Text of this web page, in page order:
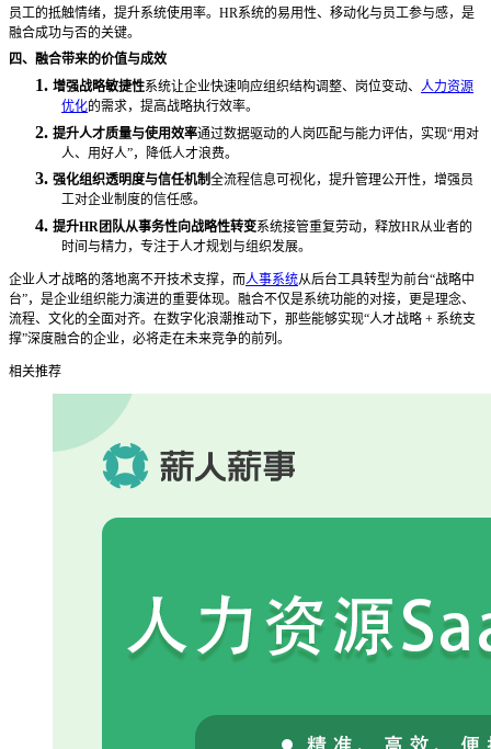
员工的抵触情绪，提升系统使用率。 HR系统的易用性、移动化与员工参与感，是
融合成功与否的关键。
四、融合带来的价值与成效
1. 增强战略敏捷性系统让企业快速响应组织结构调整、岗位变动、 人力资源
优化的需求，提高战略执行效率。
2. 提升人才质量与使用效率通过数据驱动的人岗匹配与能力评估，实现“用对
人、用好人”，降低人才浪费。
3. 强化组织透明度与信任机制全流程信息可视化，提升管理公开性，增强员
工对企业制度的信任感。
4. 提升HR团队从事务性向战略性转变系统接管重复劳动，释放HR从业者的
时间与精力，专注于人才规划与组织发展。
企业人才战略的落地离不开技术支撑，而人事系统从后台工具转型为前台“战略中
台”，是企业组织能力演进的重要体现。融合不仅是系统功能的对接，更是理念、
流程、文化的全面对齐。在数字化浪潮推动下，那些能够实现“人才战略 + 系统支
撑”深度融合的企业，必将走在未来竞争的前列。
相关推荐